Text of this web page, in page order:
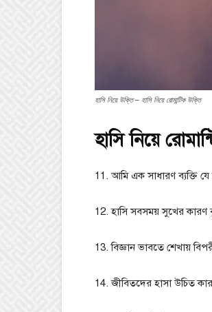
হাসি নিয়ে উক্তি – হাসি নিয়ে রোমান্টিক উক্তি
হাসি নিয়ে
11. আমি এক সাধারণ ব্যক্তি
12. হাসি সবসময় সুখের কারণ
13. বিজ্ঞান ভাবতে শেখায়
14. জীবিতদের হাসা উচিত